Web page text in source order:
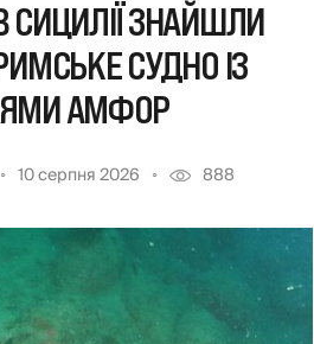
СИЦИЛІЇ ЗНАЙШЛИ
СУДНО ІЗ
АМФОР
10 серпня 2026 888